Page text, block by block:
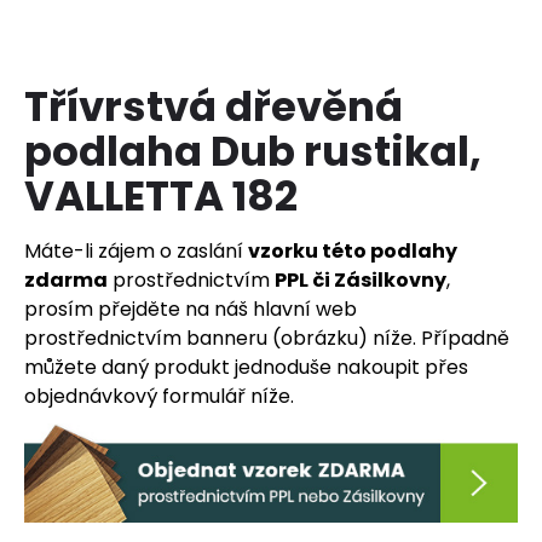
Třívrstvá dřevěná
podlaha Dub rustikal,
VALLETTA 182
Máte-li zájem o zaslánívzorku této podlahy
zdarma prostřednictvím PPL či Zásilkovny,
prosím přejděte na náš hlavní web
prostřednictvím banneru (obrázku) níže. Případně
můžete daný produkt jednoduše nakoupit přes
objednávkový formulář níže.
í
t
?
HLEDAT
D
o
p
o
r
u